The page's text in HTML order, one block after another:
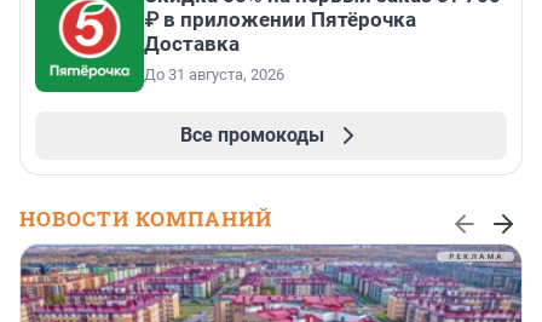
₽ в приложении Пятёрочка
Доставка
До 31 августа, 2026
Все промокоды
НОВОСТИ КОМПАНИЙ